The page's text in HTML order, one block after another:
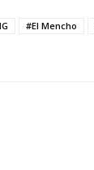
#El Mencho